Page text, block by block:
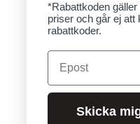
© 2026 Stockholms
*Rabattkoden
priser och går ej att
rabattkoder.
Email
Skicka